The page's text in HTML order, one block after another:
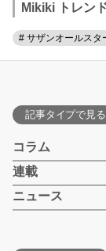
Mikiki トレン
# サザンオールスタ
記事タイプで見る
コラム
連載
ニュース